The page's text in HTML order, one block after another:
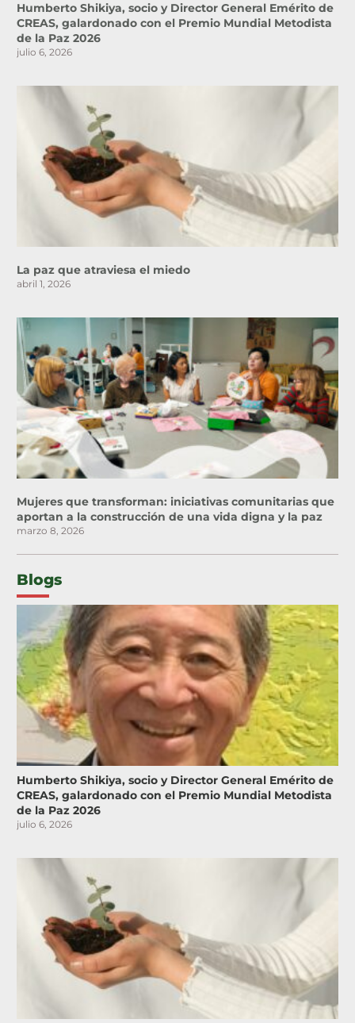
Humberto Shikiya, socio y Director General Emérito de
CREAS, galardonado con el Premio Mundial Metodista
de la Paz 2026
julio 6, 2026
La paz que atraviesa el miedo
abril 1, 2026
Mujeres que transforman: iniciativas comunitarias que
aportan a la construcción de una vida digna y la paz
marzo 8, 2026
Blogs
Humberto Shikiya, socio y Director General Emérito de
CREAS, galardonado con el Premio Mundial Metodista
de la Paz 2026
julio 6, 2026